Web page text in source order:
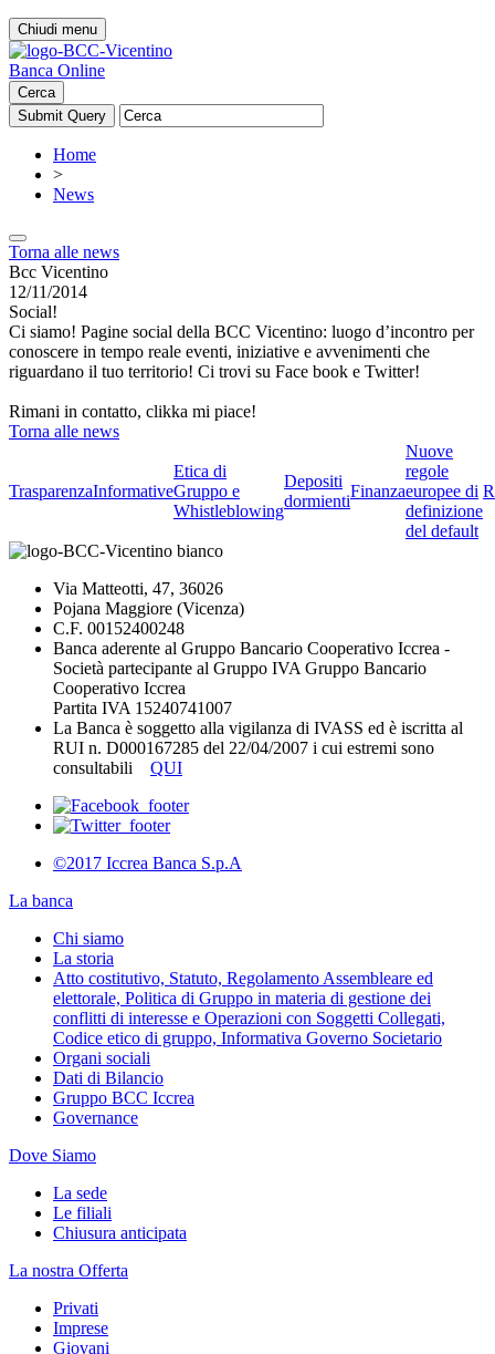
Chiudi menu
Banca Online
Cerca
Home
>
News
Torna alle news
Bcc Vicentino
12/11/2014
Social!
Ci siamo! Pagine social della BCC Vicentino: luogo d’incontro per
conoscere in tempo reale eventi, iniziative e avvenimenti che
riguardano il tuo territorio! Ci trovi su Face book e Twitter!
Rimani in contatto, clikka mi piace!
Torna alle news
TrasparenzaInformative
Etica di
Gruppo e
Whistleblowing
Depositi
dormienti
Finanza
Nuove
regole
europee di
definizione
del default
Via Matteotti, 47, 36026
Pojana Maggiore (Vicenza)
C.F. 00152400248
Banca aderente al Gruppo Bancario Cooperativo Iccrea -
Società partecipante al Gruppo IVA Gruppo Bancario
Cooperativo Iccrea
Partita IVA 15240741007
La Banca è soggetto alla vigilanza di IVASS ed è iscritta al
RUI n. D000167285 del 22/04/2007 i cui estremi sono
consultabili QUI
©2017 Iccrea Banca S.p.A
La banca
Chi siamo
La storia
Atto costitutivo, Statuto, Regolamento Assembleare ed
elettorale, Politica di Gruppo in materia di gestione dei
conflitti di interesse e Operazioni con Soggetti Collegati,
Codice etico di gruppo, Informativa Governo Societario
Organi sociali
Dati di Bilancio
Gruppo BCC Iccrea
Governance
Dove Siamo
La sede
Le filiali
Chiusura anticipata
La nostra Offerta
Privati
Imprese
Giovani